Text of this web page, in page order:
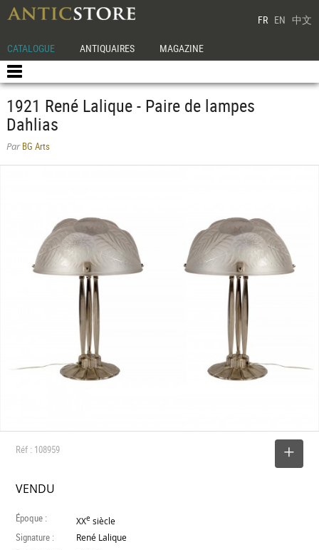
FR EN 中文
CATALOGUE ANTIQUAIRES MAGAZINE
1921 René Lalique - Paire de lampes
Dahlias
ParBG Arts
Réf : 108959
VENDU
Époque : XXe siècle
Signature : René Lalique